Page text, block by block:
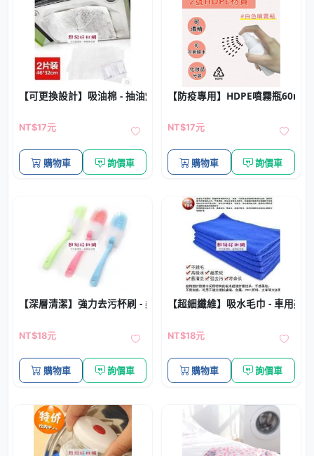
【可更換設計】吸油棉 - 抽油煙機過濾棉
NT$17元
購物車 詢價車
【防疫專用】HDPE噴霧瓶60ml-
NT$17元
購物車 詢價車
【深層清潔】強力去污杯刷 - 柔軟毛廚房多功能清潔刷
NT$18元
購物車 詢價車
【超細纖維】吸水毛巾 - 車用美
NT$18元
購物車 詢價車